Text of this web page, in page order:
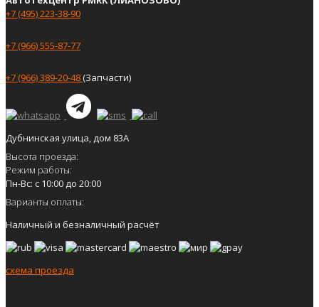
+7 (495) 223-38-90
+7 (966) 555-87-77
+7 (966) 389-20-48(Запчасти)
Дубнинская улица, дом 83А
Высота проезда:
Режим работы:
Пн-Вс: с 10:00 до 20:00
Варианты оплаты:
Наличный и безналичный расчёт
схема проезда